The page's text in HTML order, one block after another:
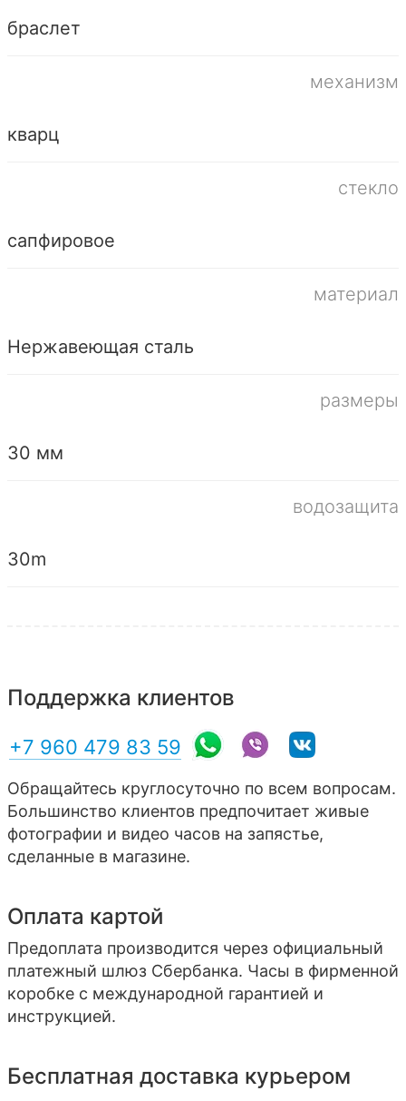
браслет
механизм
кварц
стекло
сапфировое
материал
Нержавеющая сталь
размеры
30 мм
водозащита
30m
Поддержка клиентов
+7 960 479 83 59
Обращайтесь круглосуточно по всем вопросам.
Большинство клиентов предпочитает живые
фотографии и видео часов на запястье,
сделанные в магазине.
Оплата картой
Предоплата производится через официальный
платежный шлюз Сбербанка. Часы в фирменной
коробке с международной гарантией и
инструкцией.
Бесплатная доставка курьером